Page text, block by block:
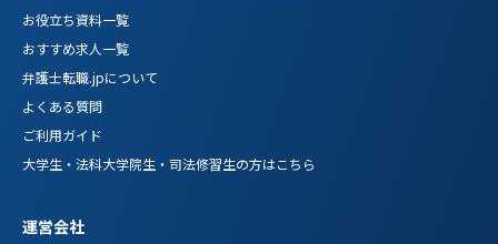
お役立ち資料一覧
おすすめ求人一覧
弁護士転職.jpについて
よくある質問
ご利用ガイド
大学生・法科大学院生・司法修習生の方はこちら
運営会社